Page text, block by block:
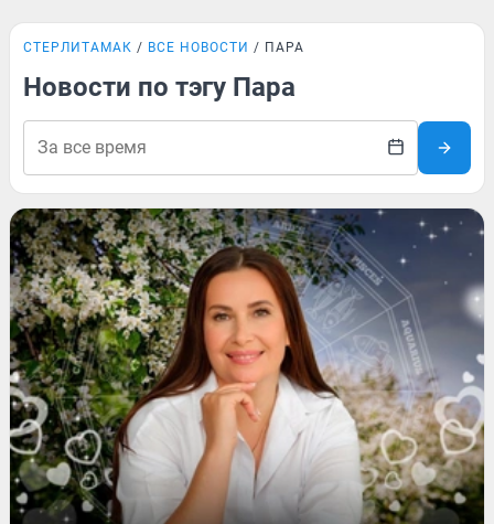
СТЕРЛИТАМАК ВСЕ НОВОСТИ ПАРА
Новости по тэгу Пара